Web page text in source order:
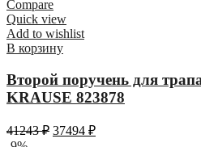
Compare
Quick view
Add to wishlist
В корзину
Второй поручень для
KRAUSE 823878
41243₽ 37494 ₽